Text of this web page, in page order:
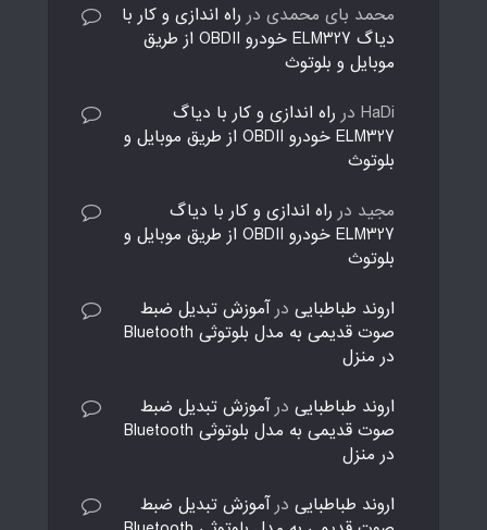
محمد بای محمدی در راه اندازی و کار با
دیاگ ELM327 خودرو OBDII از طریق
موبایل و بلوتوث
HaDi در راه اندازی و کار با دیاگ
ELM327 خودرو OBDII از طریق موبایل و
بلوتوث
مجید در راه اندازی و کار با دیاگ
ELM327 خودرو OBDII از طریق موبایل و
بلوتوث
اروند طباطبایی درآموزش تبدیل ضبط
صوت قدیمی به مدل بلوتوثی Bluetooth
در منزل
اروند طباطبایی درآموزش تبدیل ضبط
صوت قدیمی به مدل بلوتوثی Bluetooth
در منزل
اروند طباطبایی درآموزش تبدیل ضبط